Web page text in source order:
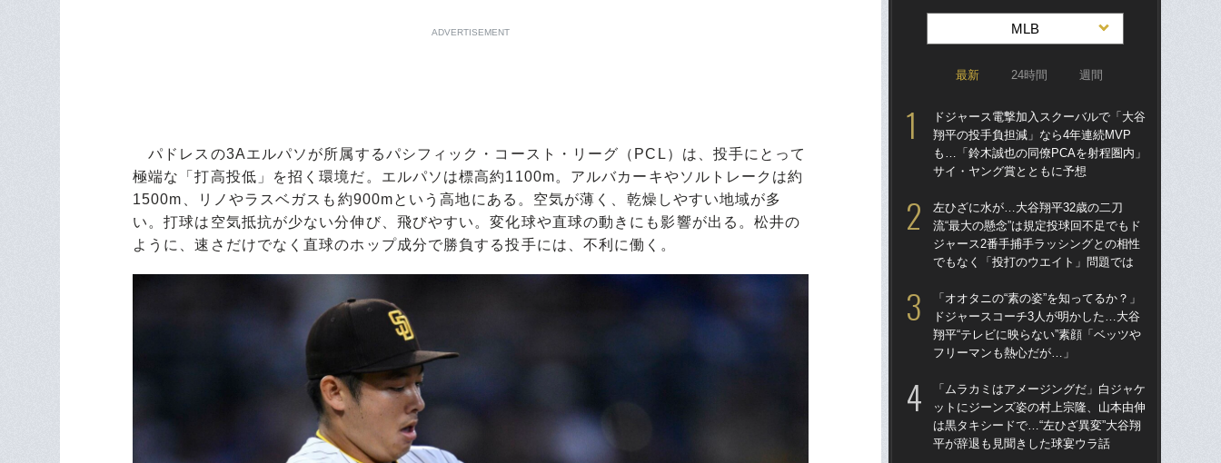
ADVERTISEMENT
パドレスの3Aエルパソが所属するパシフィック・コースト・リーグ（PCL）は、投手にとって
極端な「打高投低」を招く環境だ。エルパソは標高約1100m。アルバカーキやソルトレークは約
1500m、リノやラスベガスも約900mという高地にある。空気が薄く、乾燥しやすい地域が多
い。打球は空気抵抗が少ない分伸び、飛びやすい。変化球や直球の動きにも影響が出る。松井の
ように、速さだけでなく直球のホップ成分で勝負する投手には、不利に働く。
MLB
最新 24時間 週間
ドジャース電撃加入スクーバルで「大谷
翔平の投手負担減」なら4年連続MVP
も…「鈴木誠也の同僚PCAを射程圏内」
サイ・ヤング賞とともに予想
左ひざに水が…大谷翔平32歳の二刀
流“最大の懸念”は規定投球回不足でもド
ジャース2番手捕手ラッシングとの相性
でもなく「投打のウエイト」問題では
「オオタニの“素の姿”を知ってるか？」
ドジャースコーチ3人が明かした…大谷
翔平“テレビに映らない”素顔「ベッツや
フリーマンも熱心だが…」
「ムラカミはアメージングだ」白ジャケ
ットにジーンズ姿の村上宗隆、山本由伸
は黒タキシードで…“左ひざ異変”大谷翔
平が辞退も見聞きした球宴ウラ話